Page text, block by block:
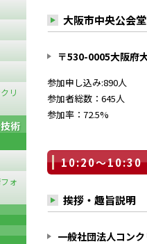
大阪市中央公会堂
〒530-0005大阪府
参加申し込み:890人
参加者総数：645人
参加率：72.5%
10:20～10:30
挨拶・趣旨説明
一般社団法人コン
リ
術
ォ